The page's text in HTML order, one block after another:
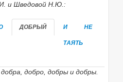
и Шведовой Н.Ю.:
ДОБРЫЙ И НЕ
ТАЯТЬ
добро, добры и добры.